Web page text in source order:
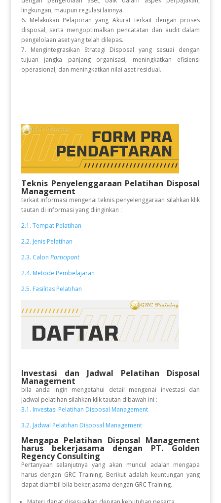
lingkungan, maupun regulasi lainnya.
6. Melakukan Pelaporan yang Akurat terkait dengan proses
disposal, serta mengoptimalkan pencatatan dan audit dalam
pengelolaan aset yang telah dilepas.
7. Mengintegrasikan Strategi Disposal yang sesuai dengan
tujuan jangka panjang organisasi, meningkatkan efisiensi
operasional, dan meningkatkan nilai aset residual.
Teknis Penyelenggaraan Pelatihan Disposal
Management
terkait informasi mengenai teknis penyelenggaraan silahkan klik
tautan di informasi yang diinginkan :
2.1. Tempat Pelatihan
2.2. Jenis Pelatihan
2.3. Calon Participant
2.4. Metode Pembelajaran
2.5. Fasilitas Pelatihan
Investasi dan Jadwal Pelatihan Disposal
Management
bila anda ingin mengetahui detail mengenai investasi dan
jadwal pelatihan silahkan klik tautan dibawah ini :
3.1. Investasi Pelatihan Disposal Management
3.2. Jadwal Pelatihan Disposal Management
Mengapa Pelatihan Disposal Management
harus bekerjasama dengan PT. Golden
Regency Consulting
Pertanyaan selanjutnya yang akan muncul adalah mengapa
harus dengan GRC Training. Berikut adalah keuntungan yang
dapat diambil bila bekerjasama dengan GRC Training.